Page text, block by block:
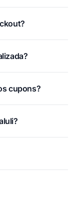
cupons?